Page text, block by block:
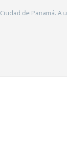
de Panamá. A